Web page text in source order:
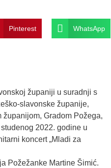
Pinterest WhatsApp
županiji u suradnji s
slavonske županije,
županijom, Gradom Požega,
2022. godine u
koncert „Mladi za
Požežanke Martine Šimić.